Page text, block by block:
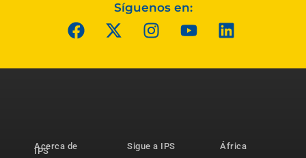
Síguenos en:
Acerca de
IPS
Sigue a IPS
África